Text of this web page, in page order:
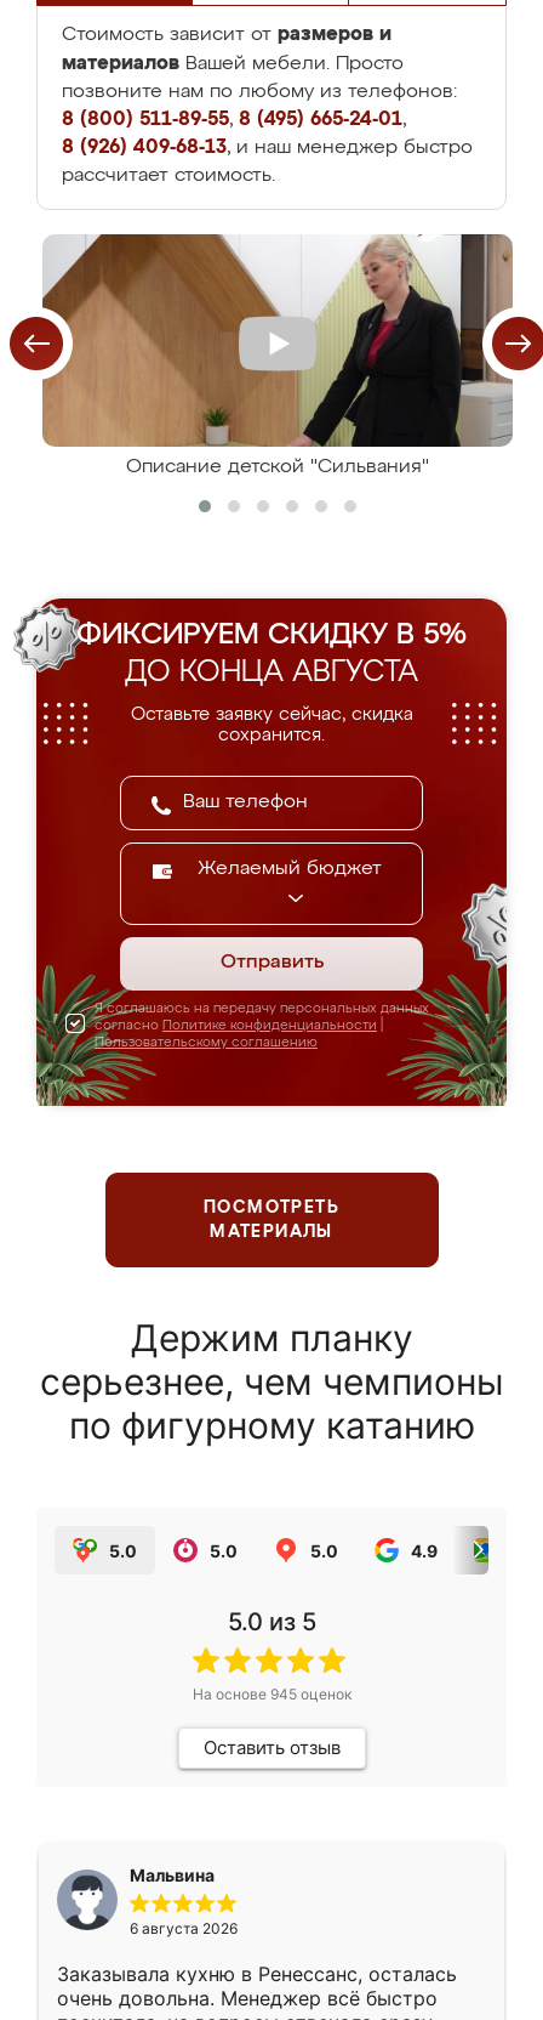
Стоимость зависит от размеров и
материалов Вашей мебели. Просто
позвоните нам по любому из телефонов:
8 (800) 511-89-55, 8 (495) 665-24-01,
8 (926) 409-68-13, и наш менеджер быстро
рассчитает стоимость.
Описание детской "Сильвания"
ФИКСИРУЕМ СКИДКУ В 5%
ДО КОНЦА АВГУСТА
Оставьте заявку сейчас, скидка
сохранится.
Желаемый бюджет
Отправить
Я соглашаюсь на передачу персональных данных
согласно Политике конфиденциальности
Пользовательскому соглашению
ПОСМОТРЕТЬ
МАТЕРИАЛЫ
Держим планку
серьезнее, чем чемпионы
по фигурному катанию
5.0 5.0 5.0 4.9
5.0 из 5
На основе 945оценок
Оставить отзыв
Мальвина
6 августа 2026
Заказывала кухню в Ренессанс, осталась
очень довольна. Менеджер всё быстро